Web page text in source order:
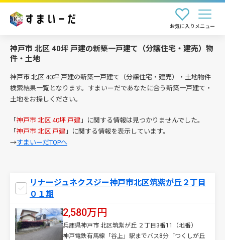
お気に入り メニュー
神戸市 北区 40坪 戸建の新築一戸建て（分譲住宅・建売）物
件・土地
神戸市 北区 40坪 戸建の新築一戸建て（分譲住宅・建売）・土地物件
検索結果一覧となります。すまいーだであなたに合う新築一戸建て・
土地をお探しください。
「 神戸市 北区 40坪 戸建 」に関する情報は見つかりませんでした。
「 神戸市 北区 戸建 」に関する情報を表示しています。
→すまいーだTOPへ
リナージュネクスジー神戸市北区筑紫が丘２丁目
０１期
2,580万円
兵庫県神戸市 北区筑紫が丘 ２丁目3番11（地番）
神戸電鉄有馬線「谷上」駅までバス8分「つくしが丘